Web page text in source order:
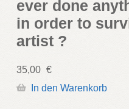
ever done
in order to
artist ?
35,00 €
In den Warenkorb